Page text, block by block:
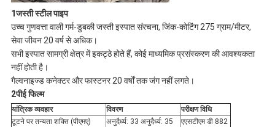
1जस्ती स्टील पाइप
उच्च गुणवत्ता वाली गर्म-डुबकी जस्ती इस्पात संरचना, जिंक-कोटिंग 275 ग्राम/मीटर,
सेवा जीवन 20 वर्ष से अधिक।
सभी इस्पात सामग्री क्षेत्र में इकट्ठे होते हैं, कोई माध्यमिक प्रसंस्करण की आवश्यकता
नहीं होती है।
गैल्वनाइज्ड कनेक्टर और फास्टनर 20 वर्षों तक जंग नहीं लगते।
2पीई फिल्म
यांत्रिक व्यवहार विवरण
परीक्षण विधि
टूटने पर तन्यता शक्ति (पीएमए)
अनुदैर्ध्य: 33 अनुदैर्ध्य: 35
एएसटीएम डी 882